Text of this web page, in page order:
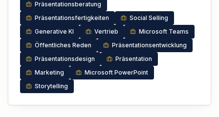
Präsentationsberatung
Präsentationsfertigkeiten
Social Selling
Generative KI
Vertrieb
Microsoft Teams
Öffentliches Reden
Präsentationsentwicklung
Präsentationsdesign
Präsentation
Marketing
Microsoft PowerPoint
Storytelling